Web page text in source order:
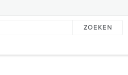
ZOEKEN